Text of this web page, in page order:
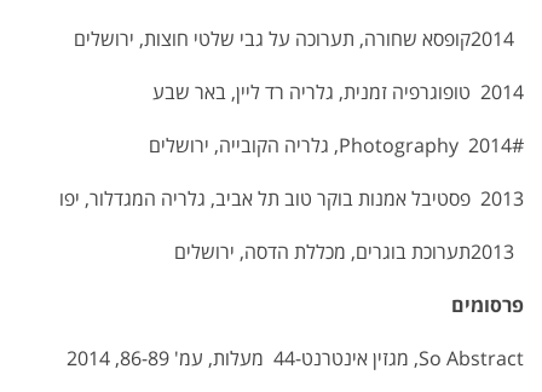
2014 טופוגרפיה זמנית, גלריה רד ליין, באר שבע
Photography 2014#, גלריה הקובייה, ירושלים
2013 פסטיבל אמנות בוקר טוב תל אביב, גלריה המגדלור, יפו
פרסומים
So Abstract, מגזין אינטרנט-44 מעלות, עמ' 86-89, 2014